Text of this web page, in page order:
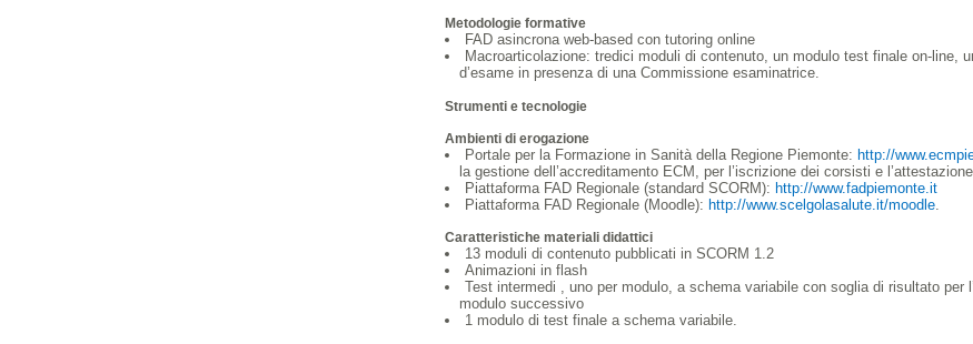
Metodologie formative
FAD asincrona web-based con tutoring online
Macroarticolazione: tredici moduli di contenuto, un modulo test finale on-line,
d’esame in presenza di una Commissione esaminatrice.
Strumenti e tecnologie
Ambienti di erogazione
Portale per la Formazione in Sanità della Regione Piemonte: http://
la gestione dell’accreditamento ECM, per l’iscrizione dei corsisti e l’attestazione
Piattaforma FAD Regionale (standard SCORM): http://www.fadpiemonte.it
Piattaforma FAD Regionale (Moodle): http://www.scelgolasalute.it/moodle.
Caratteristiche materiali didattici
13 moduli di contenuto pubblicati in SCORM 1.2
Animazioni in flash
Test intermedi , uno per modulo, a schema variabile con soglia di risultato per
modulo successivo
1 modulo di test finale a schema variabile.